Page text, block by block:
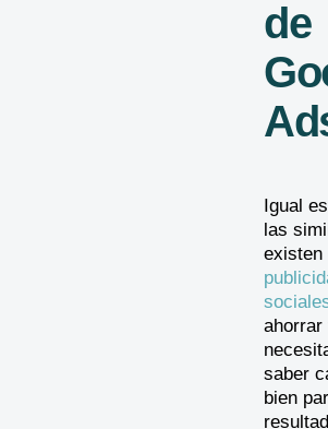
de
Igual
las
existen
ahorrar
saber
bien